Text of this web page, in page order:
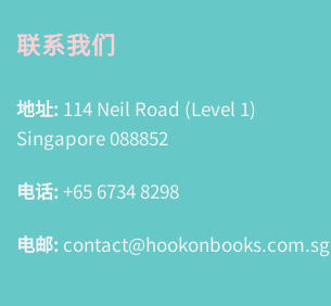
联系我们
地址: 114 Neil Road (Level 1)
Singapore 088852
电话: +65 6734 8298
电邮: contact@hookonbooks.com.sg